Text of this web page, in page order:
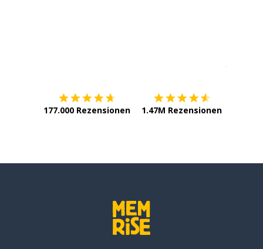
177.000 Rezensionen 1.47M Rezensionen